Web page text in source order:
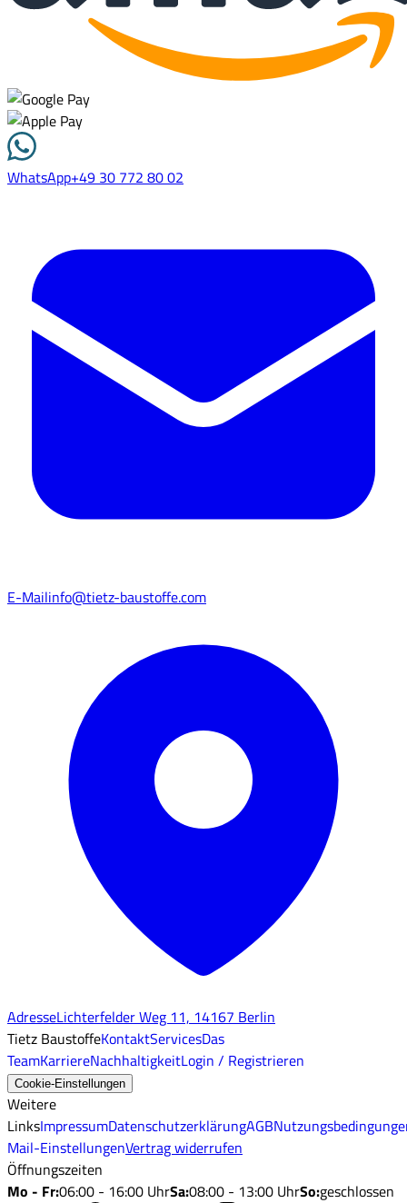
WhatsApp+49 30 772 80 02
E-Mailinfo@tietz-baustoffe.com
AdresseLichterfelder Weg 11, 14167 Berlin
Tietz BaustoffeKontaktServicesDas
TeamKarriereNachhaltigkeitLogin / Registrieren
Cookie-Einstellungen
Weitere
LinksImpressumDatenschutzerklärungAGB
Mail-EinstellungenVertrag widerrufen
Öffnungszeiten
Mo - Fr:06:00 - 16:00 UhrSa:08:00 - 13:00 UhrSo:geschlossen